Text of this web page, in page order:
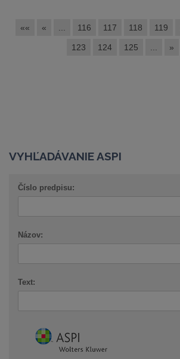
«« « 116 117 118 119
123 124 125 »
VYHĽADÁVANIE ASPI
Číslo predpisu:
Názov:
Text: